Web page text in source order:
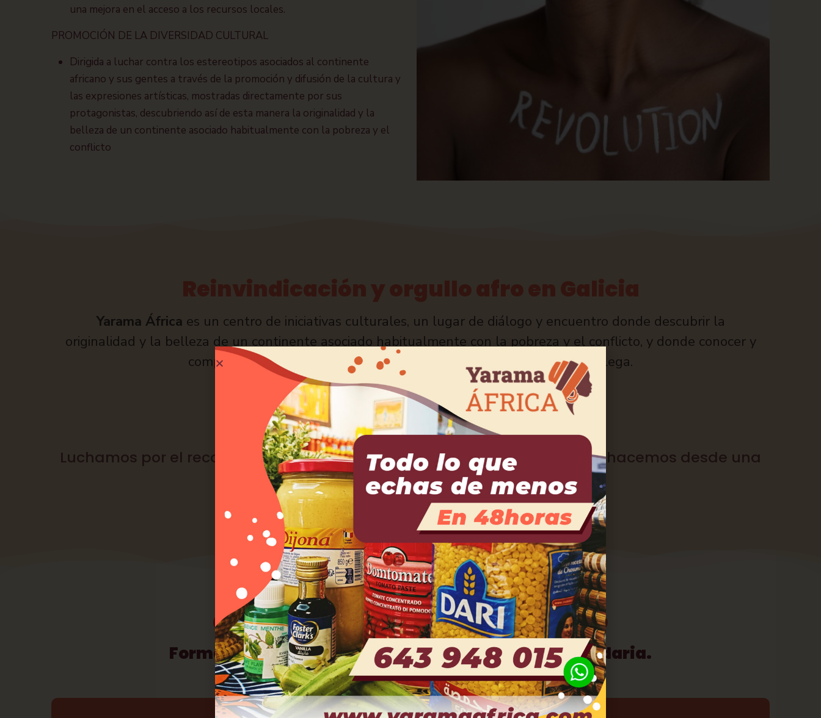
una mejora en el acceso a los recursos locales.
PROMOCIÓN DE LA DIVERSIDAD CULTURAL
Dirigida a luchar contra los estereotipos asociados al continente
africano y sus gentes a través de la promoción y difusión de la cultura y
las expresiones artísticas, mostradas directamente por sus
protagonistas, descubriendo así de esta manera la originalidad y la
belleza de un continente asociado habitualmente con la pobreza y el
conflicto
Yarama África es un centro de iniciativas culturales, un lugar de diálogo y encuentro donde descubrir la
originalidad y la belleza de un continente asociado habitualmente con la pobreza y el conflicto, y donde conocer y
compartir con estas otras culturas que ya enriquecen la realidad gallega.
Luchamos por el reconocimiento de la comunidad afrodescendiente. Y lo hacemos desde una
perspectiva antirracista, feminista y decolonial..
Yarama África
COOPERATIVA SIN ÁNIMO DE LUCRO
Formamos parte de una Economía alternativa y solidaria.